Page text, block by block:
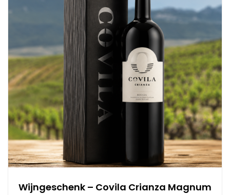
Wijngeschenk – Covila Crianza Magnum